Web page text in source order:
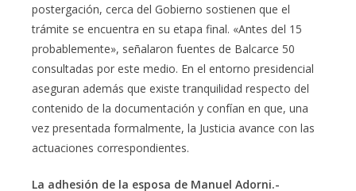
postergación, cerca del Gobierno sostienen que el
trámite se encuentra en su etapa final. «Antes del 15
probablemente», señalaron fuentes de Balcarce 50
consultadas por este medio. En el entorno presidencial
aseguran además que existe tranquilidad respecto del
contenido de la documentación y confían en que, una
vez presentada formalmente, la Justicia avance con las
actuaciones correspondientes.
La adhesión de la esposa de Manuel Adorni.-